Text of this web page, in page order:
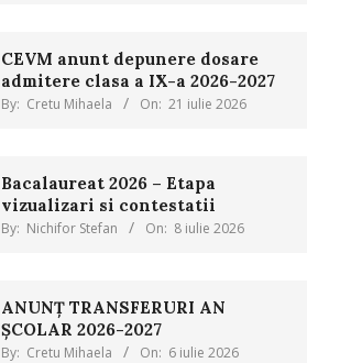
CEVM anunt depunere dosare
admitere clasa a IX-a 2026-2027
By: Cretu Mihaela On: 21 iulie 2026
Bacalaureat 2026 – Etapa
vizualizari si contestatii
By: Nichifor Stefan On: 8 iulie 2026
ANUNȚ TRANSFERURI AN
ȘCOLAR 2026-2027
By: Cretu Mihaela On: 6 iulie 2026